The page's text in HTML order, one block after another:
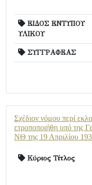
ΕΙΔΟΣ ΕΝΤΥΠΟΥ
ΥΛΙΚΟΥ
ΣΥΓΓΡΑΦΕΑΣ
Σχέδιον νόμου περί
ετροποποιήθη υπό της
ΝΘ της 19 Απριλίου
Κύριος Τίτλος